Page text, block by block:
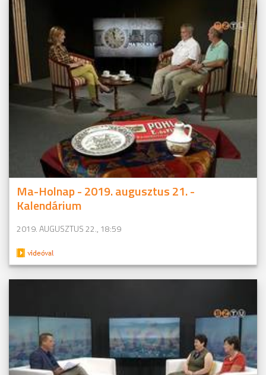
Ma-Holnap - 2019. augusztus 21. -
Kalendárium
2019. AUGUSZTUS 22., 18:59